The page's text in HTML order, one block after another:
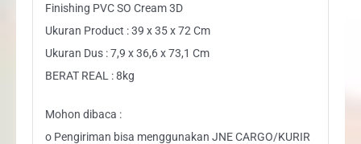
Finishing PVC SO Cream 3D
Ukuran Product : 39 x 35 x 72 Cm
Ukuran Dus : 7,9 x 36,6 x 73,1 Cm
BERAT REAL : 8kg
Mohon dibaca :
o Pengiriman bisa menggunakan JNE CARGO/KURIR